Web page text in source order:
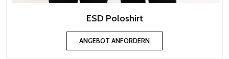
ESD Poloshirt
ANGEBOT ANFORDERN